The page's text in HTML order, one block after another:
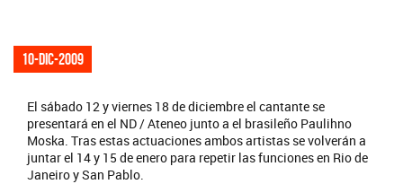
10-dic-2009
El sábado 12 y viernes 18 de diciembre el cantante se
presentará en el ND / Ateneo junto a el brasileño Paulihno
Moska. Tras estas actuaciones ambos artistas se volverán a
juntar el 14 y 15 de enero para repetir las funciones en Rio de
Janeiro y San Pablo.